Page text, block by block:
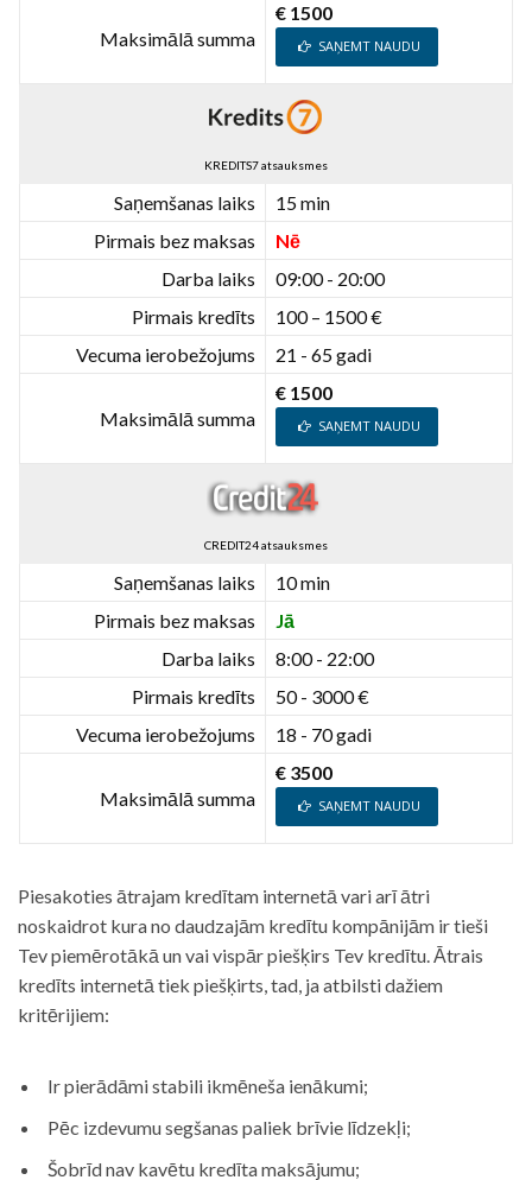
Maksimālā summa
€ 1500
SAŅEMT NAUDU
KREDITS7 atsauksmes
Saņemšanas laiks
15 min
Pirmais bez maksas
Nē
Darba laiks
09:00 - 20:00
Pirmais kredīts
100 – 1500 €
Vecuma ierobežojums
21 - 65 gadi
Maksimālā summa
€ 1500
SAŅEMT NAUDU
CREDIT24 atsauksmes
Saņemšanas laiks
10 min
Pirmais bez maksas
Jā
Darba laiks
8:00 - 22:00
Pirmais kredīts
50 - 3000 €
Vecuma ierobežojums
18 - 70 gadi
Maksimālā summa
€ 3500
SAŅEMT NAUDU
Piesakoties ātrajam kredītam internetā vari arī ātri
noskaidrot kura no daudzajām kredītu kompānijām ir tieši
Tev piemērotākā un vai vispār piešķirs Tev kredītu. Ātrais
kredīts internetā tiek piešķirts, tad, ja atbilsti dažiem
kritērijiem:
Ir pierādāmi stabili ikmēneša ienākumi;
Pēc izdevumu segšanas paliek brīvie līdzekļi;
Šobrīd nav kavētu kredīta maksājumu;